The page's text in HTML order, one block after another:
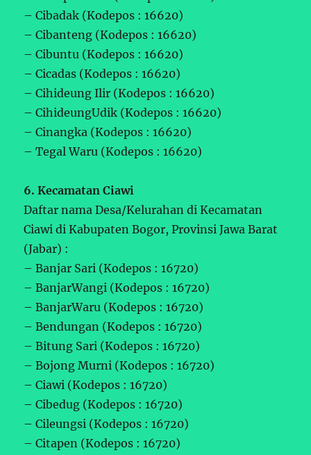
– Cibadak (Kodepos : 16620)
– Cibanteng (Kodepos : 16620)
– Cibuntu (Kodepos : 16620)
– Cicadas (Kodepos : 16620)
– Cihideung Ilir (Kodepos : 16620)
– CihideungUdik (Kodepos : 16620)
– Cinangka (Kodepos : 16620)
– Tegal Waru (Kodepos : 16620)
6. Kecamatan Ciawi
Daftar nama Desa/Kelurahan di Kecamatan
Ciawi di Kabupaten Bogor, Provinsi Jawa Barat
(Jabar) :
– Banjar Sari (Kodepos : 16720)
– BanjarWangi (Kodepos : 16720)
– BanjarWaru (Kodepos : 16720)
– Bendungan (Kodepos : 16720)
– Bitung Sari (Kodepos : 16720)
– Bojong Murni (Kodepos : 16720)
– Ciawi (Kodepos : 16720)
– Cibedug (Kodepos : 16720)
– Cileungsi (Kodepos : 16720)
– Citapen (Kodepos : 16720)